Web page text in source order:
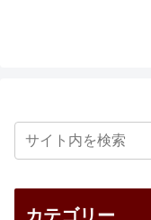
カテゴリー